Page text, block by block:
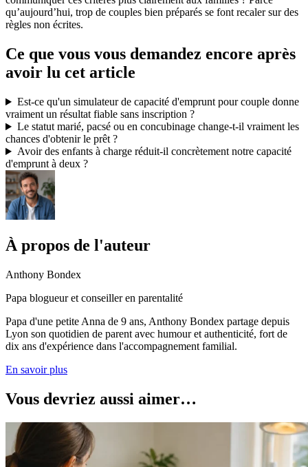
qu’aujourd’hui, trop de couples bien préparés se font recaler sur des
règles non écrites.
Ce que vous vous demandez encore après
avoir lu cet article
Est-ce qu'un simulateur de capacité d'emprunt pour couple donne
vraiment un résultat fiable sans inscription ?
Le statut marié, pacsé ou en concubinage change-t-il vraiment les
chances d'obtenir le prêt ?
Avoir des enfants à charge réduit-il concrètement notre capacité
d'emprunt à deux ?
À propos de l'auteur
Anthony Bondex
Papa blogueur et conseiller en parentalité
Papa d'une petite Anna de 9 ans, Anthony Bondex partage depuis
Lyon son quotidien de parent avec humour et authenticité, fort de
dix ans d'expérience dans l'accompagnement familial.
En savoir plus
Vous devriez aussi aimer…